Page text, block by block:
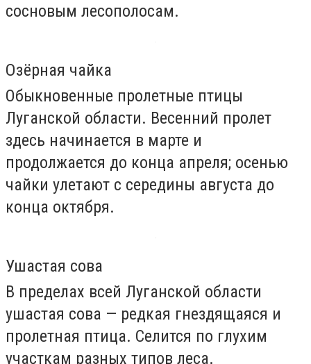
сосновым лесополосам.
Озёрная чайка
Обыкновенные пролетные птицы
Луганской области. Весенний пролет
здесь начинается в марте и
продолжается до конца апреля; осенью
чайки улетают с середины августа до
конца октября.
Ушастая сова
В пределах всей Луганской области
ушастая сова — редкая гнездящаяся и
пролетная птица. Селится по глухим
участкам разных типов леса.